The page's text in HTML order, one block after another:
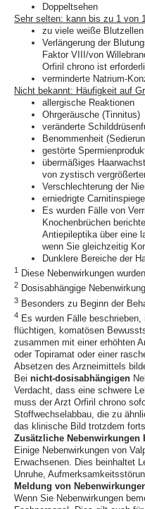
Doppeltsehen
Sehr selten: kann bis zu 1 von
zu viele weiße
Verlängerung der
Faktor VIII/von
Orfiril chrono ist
verminderte Natrium-
Nicht bekannt: Häufigkeit auf
allergische Reaktionen
Ohrgeräusche (Tinnitus)
veränderte
Benommenheit
gestörte
übermäßiges
von zystisch
Verschlechterung der
erniedrigte
Es wurden Fälle von
Knochenbrüchen
Antiepileptika über eine
wenn Sie gleichzeitig
Dunklere Bereiche der
1 Diese Nebenwirkungen
2 Dosisabhängige
3 Besonders zu Beginn der
4 Es wurden Fälle
flüchtigen, komatösen
zusammen mit einer erhöhten
oder Topiramat oder einer
Absetzen des Arzneimittels
Bei nicht-dosisabhängigen
Verdacht, dass eine schwere
muss der Arzt Orfiril chrono
Stoffwechselabbau, die zu
das klinische Bild trotzdem
Zusätzliche Nebenwirkungen
Einige Nebenwirkungen von
Erwachsenen. Dies beinhaltet
Unruhe,
Meldung von
Wenn Sie Nebenwirkungen